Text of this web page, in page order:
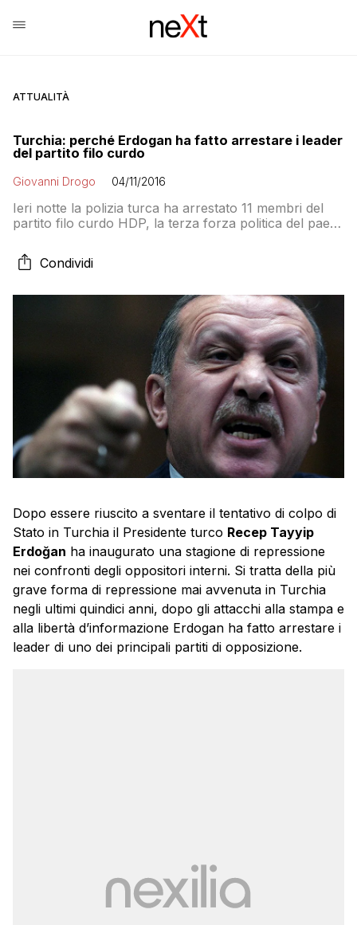
ATTUALITÀ
Turchia: perché Erdogan ha fatto arrestare i leader
del partito filo curdo
Giovanni Drogo 04/11/2016
Ieri notte la polizia turca ha arrestato 11 membri del
partito filo curdo HDP, la terza forza politica del paese
quella – sempre smentita – di affinità con il PKK, che il
Governo turco considera un’organizzazione
Condividi
Dopo essere riuscito a sventare il tentativo di colpo di
Stato in Turchia il Presidente turco Recep Tayyip
Erdoğan ha inaugurato una stagione di repressione
nei confronti degli oppositori interni. Si tratta della più
grave forma di repressione mai avvenuta in Turchia
negli ultimi quindici anni, dopo gli attacchi alla stampa e
alla libertà d’informazione Erdogan ha fatto arrestare i
leader di uno dei principali partiti di opposizione.